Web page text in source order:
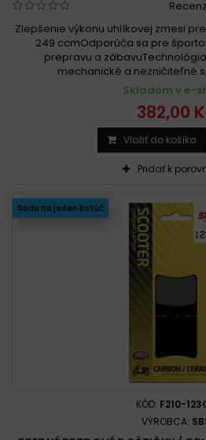
Zlepšenie výkonu uhlíkovej zmesi
249 ccmOdporúča sa pre
prepravu a zábavuTechnológia
mechanické a nezničiteľné
Skladom v e-
382,00
Vložiť do košíka
Pridať k
Sada na jeden kotúč
KÓD: F210-
VÝROBCA: